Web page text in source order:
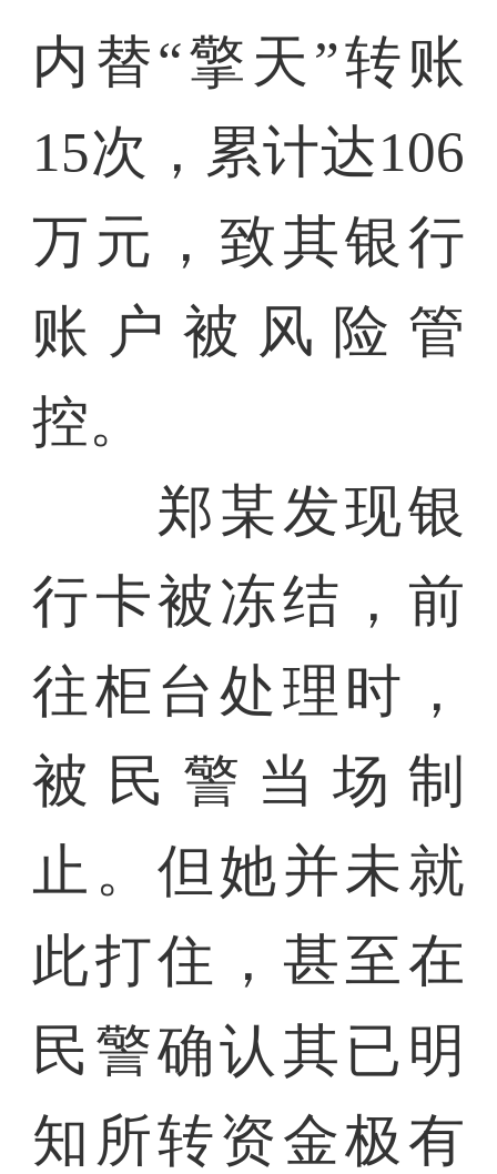
内替“擎天”转账
15次，累计达106
万元，致其银行
账户被风险管
控。
郑某发现银
行卡被冻结，前
往柜台处理时，
被民警当场制
止。但她并未就
此打住，甚至在
民警确认其已明
知所转资金极有